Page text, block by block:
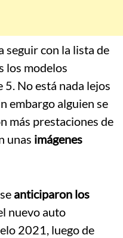
seguir con la lista de
los modelos
No está nada lejos
embargo alguien se
más prestaciones de
unas imágenes
anticiparon los
nuevo auto
2021, luego de